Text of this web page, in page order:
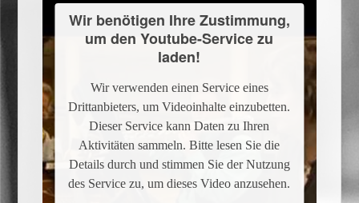
Wir benötigen Ihre Zustimmung,
um den Youtube-Service zu
laden!
Wir verwenden einen Service eines
Drittanbieters, um Videoinhalte einzubetten.
Dieser Service kann Daten zu Ihren
Aktivitäten sammeln. Bitte lesen Sie die
Details durch und stimmen Sie der Nutzung
des Service zu, um dieses Video anzusehen.